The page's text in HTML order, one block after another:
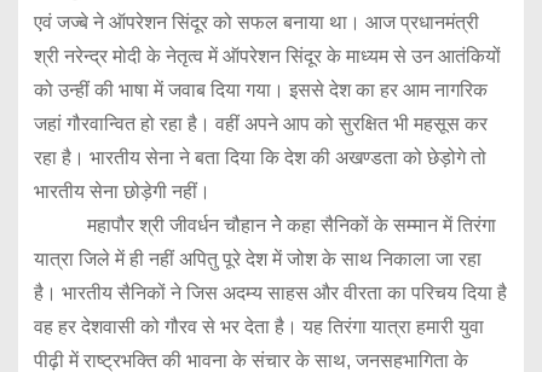
एवं जज्बे ने ऑपरेशन सिंदूर को सफल बनाया था। आज प्रधानमंत्री
श्री नरेन्द्र मोदी के नेतृत्व में ऑपरेशन सिंदूर के माध्यम से उन आतंकियों
को उन्हीं की भाषा में जवाब दिया गया। इससे देश का हर आम नागरिक
जहां गौरवान्वित हो रहा है। वहीं अपने आप को सुरक्षित भी महसूस कर
रहा है। भारतीय सेना ने बता दिया कि देश की अखण्डता को छेड़ोगे तो
भारतीय सेना छोड़ेगी नहीं।
महापौर श्री जीवर्धन चौहान नेे कहा सैनिकों के सम्मान में तिरंगा
यात्रा जिले में ही नहीं अपितु पूरे देश में जोश के साथ निकाला जा रहा
है। भारतीय सैनिकों ने जिस अदम्य साहस और वीरता का परिचय दिया है
वह हर देशवासी को गौरव से भर देता है। यह तिरंगा यात्रा हमारी युवा
पीढ़ी में राष्ट्रभक्ति की भावना के संचार के साथ, जनसहभागिता के